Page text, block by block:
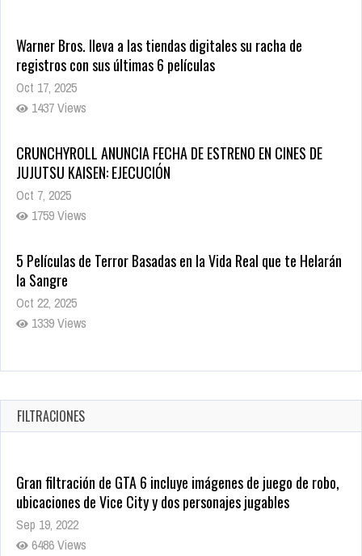
Warner Bros. lleva a las tiendas digitales su racha de
registros con sus últimas 6 películas
Oct 17, 2025
1437 Views
CRUNCHYROLL ANUNCIA FECHA DE ESTRENO EN CINES DE
JUJUTSU KAISEN: EJECUCIÓN
Oct 7, 2025
1759 Views
5 Películas de Terror Basadas en la Vida Real que te Helarán
la Sangre
Oct 22, 2025
1339 Views
Revive el terror: El conjuro 4: Últimos ritos ya está disponible
Oct 20, 2025
1382 Views
FILTRACIONES
Gran filtración de GTA 6 incluye imágenes de juego de robo,
ubicaciones de Vice City y dos personajes jugables
Sep 19, 2022
6486 Views